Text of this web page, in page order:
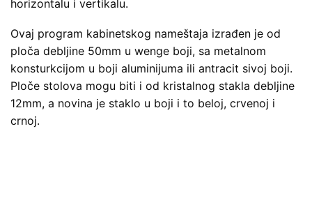
horizontalu i vertikalu.
Ovaj program kabinetskog nameštaja izrađen je od
ploča debljine 50mm u wenge boji, sa metalnom
konsturkcijom u boji aluminijuma ili antracit sivoj boji.
Ploče stolova mogu biti i od kristalnog stakla debljine
12mm, a novina je staklo u boji i to beloj, crvenoj i
crnoj.